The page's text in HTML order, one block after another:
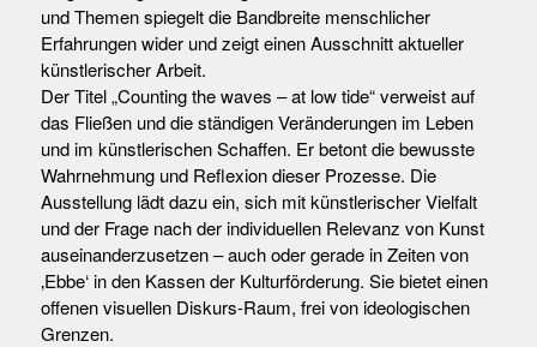
und Themen spiegelt die Bandbreite menschlicher
Erfahrungen wider und zeigt einen Ausschnitt aktueller
künstlerischer Arbeit.
Der Titel „Counting the waves – at low tide“ verweist auf
das Fließen und die ständigen Veränderungen im Leben
und im künstlerischen Schaffen. Er betont die bewusste
Wahrnehmung und Reflexion dieser Prozesse. Die
Ausstellung lädt dazu ein, sich mit künstlerischer Vielfalt
und der Frage nach der individuellen Relevanz von Kunst
auseinanderzusetzen – auch oder gerade in Zeiten von
‚Ebbe‘ in den Kassen der Kulturförderung. Sie bietet einen
offenen visuellen Diskurs-Raum, frei von ideologischen
Grenzen.